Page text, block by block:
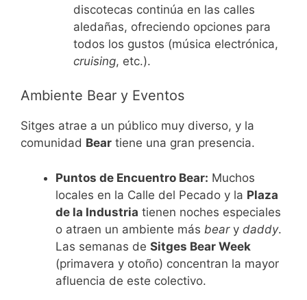
discotecas continúa en las calles
aledañas, ofreciendo opciones para
todos los gustos (música electrónica,
cruising, etc.).
Ambiente Bear y Eventos
Sitges atrae a un público muy diverso, y la
comunidad Bear tiene una gran presencia.
Puntos de Encuentro Bear: Muchos
locales en la Calle del Pecado y la Plaza
de la Industria tienen noches especiales
o atraen un ambiente más beary daddy.
Las semanas de Sitges Bear Week
(primavera y otoño) concentran la mayor
afluencia de este colectivo.